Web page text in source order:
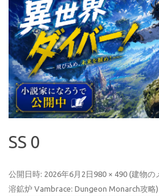
SS 0
公開日時: 2026年6月2日 980 × 490 (建物の
溶鉱炉 Vambrace: Dungeon Monarch攻略)